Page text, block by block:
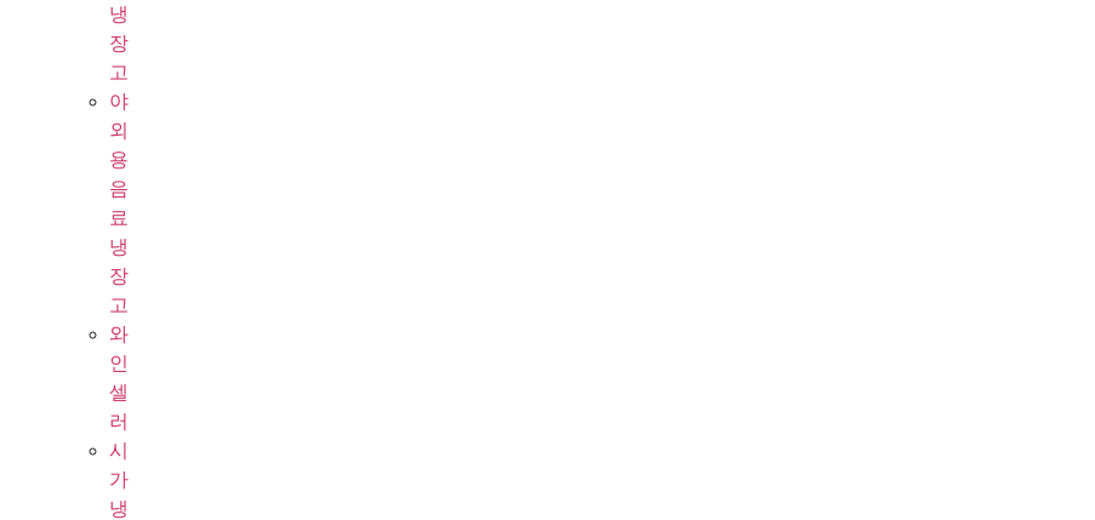
냉
장
고
야
외
용
음
료
냉
장
고
와
인
셀
러
시
가
냉